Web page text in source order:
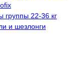
группы 22-36 кг
и шезлонги